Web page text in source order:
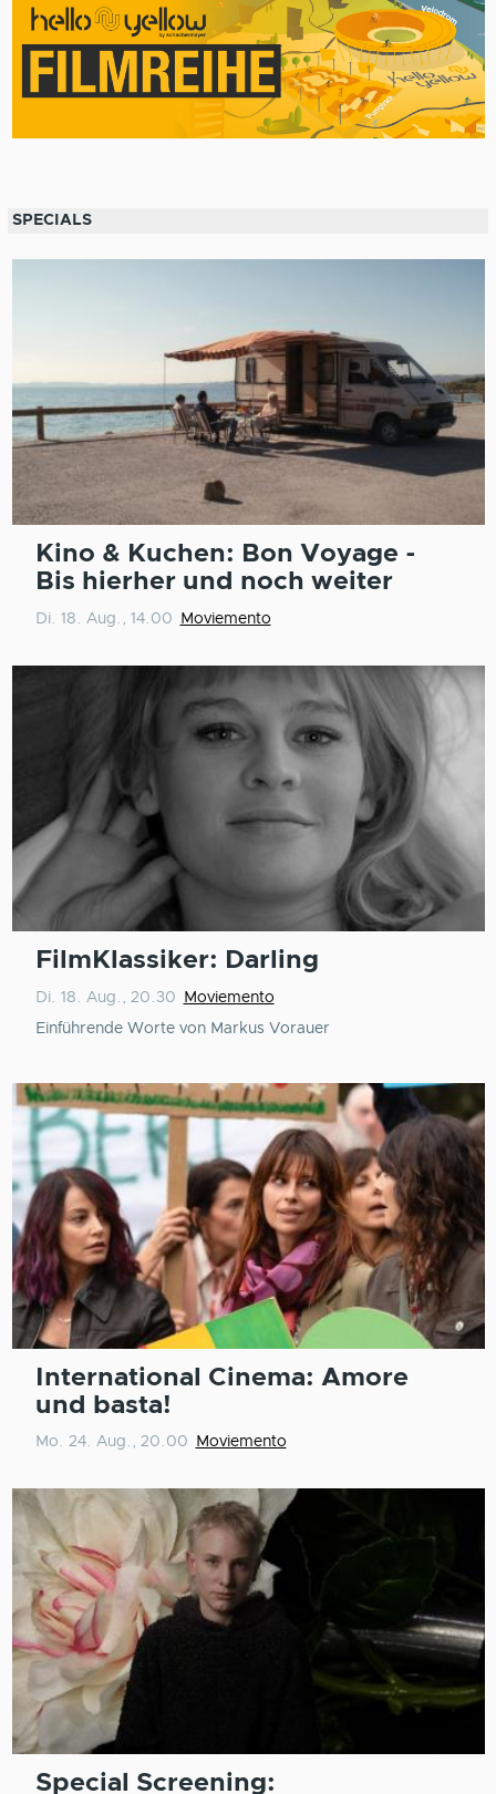
SPECIALS
Kino & Kuchen: Bon Voyage -
Bis hierher und noch weiter
Di. 18. Aug., 14.00 Moviemento
FilmKlassiker: Darling
Di. 18. Aug., 20.30
Moviemento
Einführende Worte von Markus Vorauer
International Cinema: Amore
und basta!
Mo. 24. Aug., 20.00 Moviemento
Special Screening: